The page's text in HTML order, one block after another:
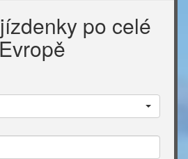
po celé
Evropě